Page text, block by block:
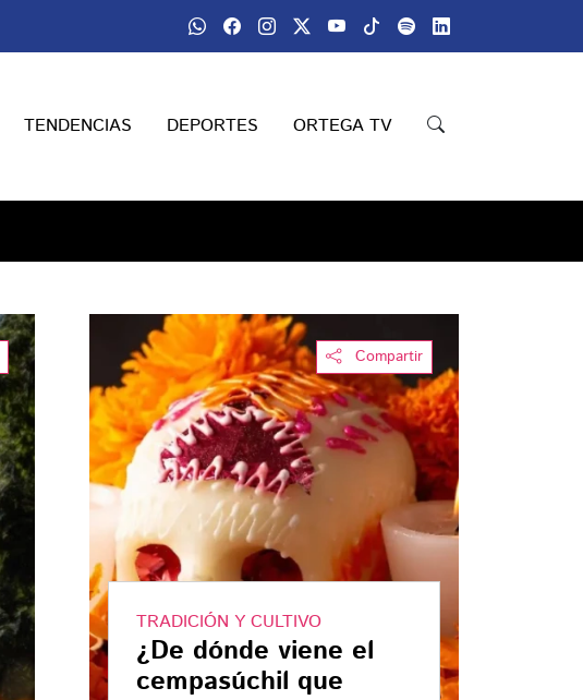
TENDENCIAS DEPORTES ORTEGA TV
Compartir
TRADICIÓN Y CULTIVO
¿De dónde viene el
cempasúchil que